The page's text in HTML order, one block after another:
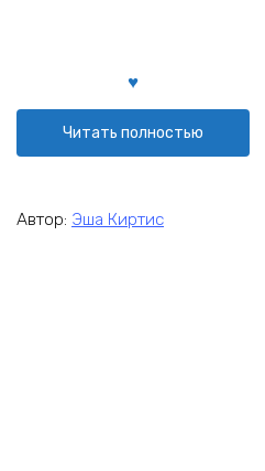
Читать полностью
Автор: Эша Киртис